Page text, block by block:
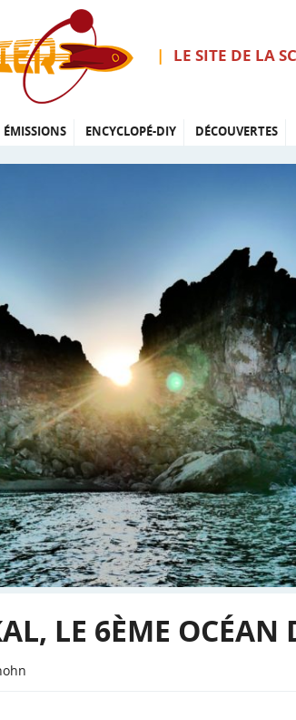
LE SITE DE LA
ÉMISSIONS ENCYCLOPÉ-DIY DÉCOUVERTES
LE 6ÈME OCÉAN